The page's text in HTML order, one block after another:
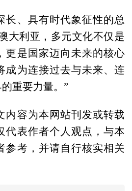
长、具有时代象征性的总
大利亚，多元文化不仅是
更是国家迈向未来的核心
成为连接过去与未来、连
重要力量。”
内容为本网站刊发或转载
代表作者个人观点，与本
参考，并请自行核实相关